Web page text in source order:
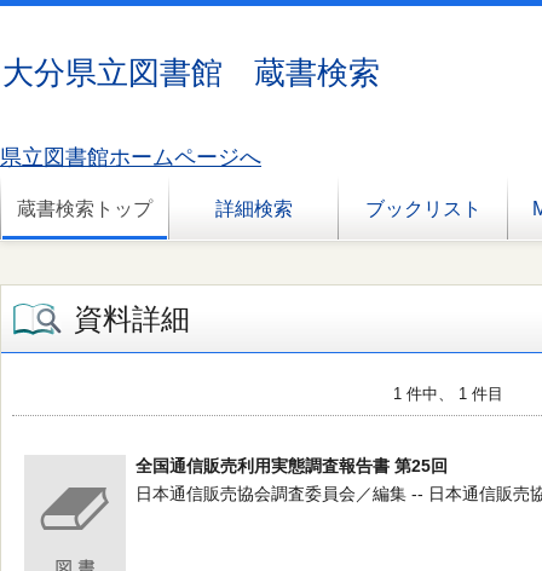
大分県立図書館 蔵書検索
県立図書館ホームページへ
蔵書検索トップ 詳細検索 ブックリスト
資料詳細
1 件中、 1 件目
全国通信販売利用実態調査報告書 第25回
日本通信販売協会調査委員会／編集 -- 日本通信販売